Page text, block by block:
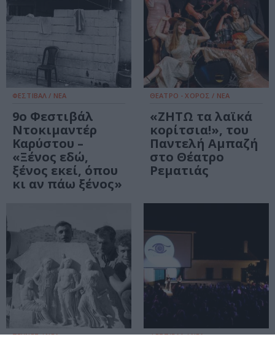
ΦΕΣΤΙΒΑΛ / ΝΕΑ
9ο Φεστιβάλ
Ντοκιμαντέρ
Καρύστου –
«Ξένος εδώ,
ξένος εκεί, όπου
κι αν πάω ξένος»
ΘΕΑΤΡΟ - ΧΟΡΟΣ / ΝΕΑ
«ΖΗΤΩ τα λαϊκά
κορίτσια!», του
Παντελή Αμπαζή
στο Θέατρο
Ρεματιάς